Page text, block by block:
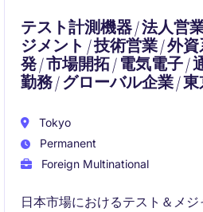
テスト計測機器 / 法人営
ジメント / 技術営業 / 外
発 / 市場開拓 / 電気電子 /
勤務 / グローバル企業 /
Tokyo
Permanent
Foreign Multinational
日本市場におけるテスト＆メ